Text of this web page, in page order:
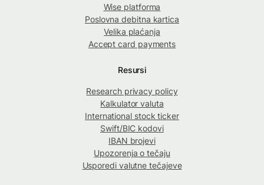
Wise platforma
Poslovna debitna kartica
Velika plaćanja
Accept card payments
Resursi
Research privacy policy
Kalkulator valuta
International stock ticker
Swift/BIC kodovi
IBAN brojevi
Upozorenja o tečaju
Usporedi valutne tečajeve